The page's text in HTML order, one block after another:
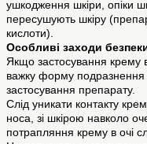
ушкодження шкіри, опіки
пересушують шкіру
кислоти).
Особливі заходи
Якщо застосування крему
важку форму подразнення
застосування препарату.
Слід уникати контакту
носа, зі шкірою навколо
потрапляння крему в очі